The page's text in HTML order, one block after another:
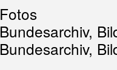
Fotos
Bundesarchiv,
Bundesarchiv,